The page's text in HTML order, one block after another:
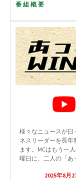
番組概要
様々なニュースが日
ネスリーダーを長年
ます。MCはもう一
曜日に、二人の「あ
2025年8月